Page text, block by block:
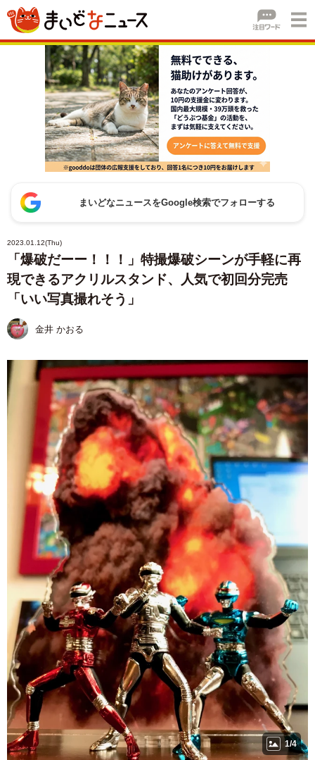
まいどなニュースをGoogle検索でフォローする
2023.01.12(Thu)
「爆破だーー！！！」特撮爆破シーンが手軽に再
現できるアクリルスタンド、人気で初回分完売
「いい写真撮れそう」
金井 かおる
1/4